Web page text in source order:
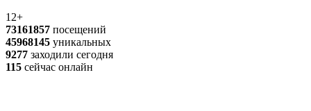
12+
73161857 посещений
45968145 уникальных
9277 заходили сегодня
115 сейчас онлайн